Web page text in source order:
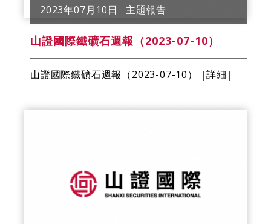
2023年07月10日 主題報告
山證國際鐵礦石週報（2023-07-10）
山證國際鐵礦石週報（2023-07-10） |詳細 |